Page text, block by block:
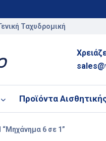
Γενική Ταχυδρομική
Προϊόντα
6 σε 1”